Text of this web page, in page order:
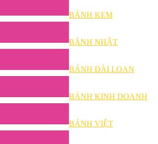
BÁNH KEM
BÁNH NHẬT
BÁNH ĐÀI LOAN
BÁNH KINH DOANH
BÁNH VIỆT